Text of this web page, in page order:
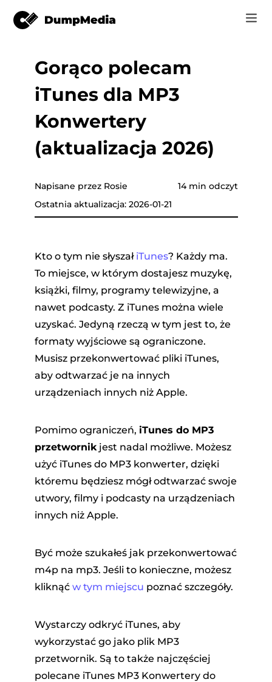
Music
Wideo
Narzędzia online
Spotify do mp3
Muzyka YouTube do MP3
Sklep
Wsparcie
Zaloguj Się
Zarejestruj się
Gorąco polecam
iTunes dla MP3
Konwertery
(aktualizacja 2026)
Napisane przez Rosie
Ostatnia aktualizacja: 2026-01-21
14 min odczyt
Kto o tym nie słyszał iTunes? Każdy ma.
To miejsce, w którym dostajesz muzykę,
książki, filmy, programy telewizyjne, a
nawet podcasty. Z iTunes można wiele
uzyskać. Jedyną rzeczą w tym jest to, że
formaty wyjściowe są ograniczone.
Musisz przekonwertować pliki iTunes,
aby odtwarzać je na innych
urządzeniach innych niż Apple.
Pomimo ograniczeń, iTunes do MP3
przetwornikjest nadal możliwe. Możesz
użyć iTunes do MP3 konwerter, dzięki
któremu będziesz mógł odtwarzać swoje
utwory, filmy i podcasty na urządzeniach
innych niż Apple.
Być może szukałeś jak przekonwertować
m4p na mp3. Jeśli to konieczne, możesz
kliknąć w tym miejscu poznać szczegóły.
Wystarczy odkryć iTunes, aby
wykorzystać go jako plik MP3
przetwornik. Są to także najczęściej
polecane iTunes MP3 Konwertery do